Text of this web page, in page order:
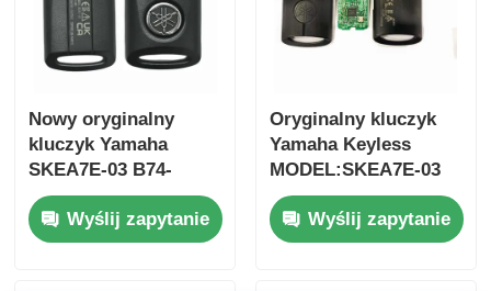
Nowy oryginalny
kluczyk Yamaha
SKEA7E-03 B74-
H6261-02 662F-
SKEA7D03
Wyślij zapytanie
Oryginalny kluczyk
Yamaha Keyless
MODEL:SKEA7E-03
Do Yamaha Smart
Remote Key B74-
H6261-02/662F-
Wyślij zapytanie